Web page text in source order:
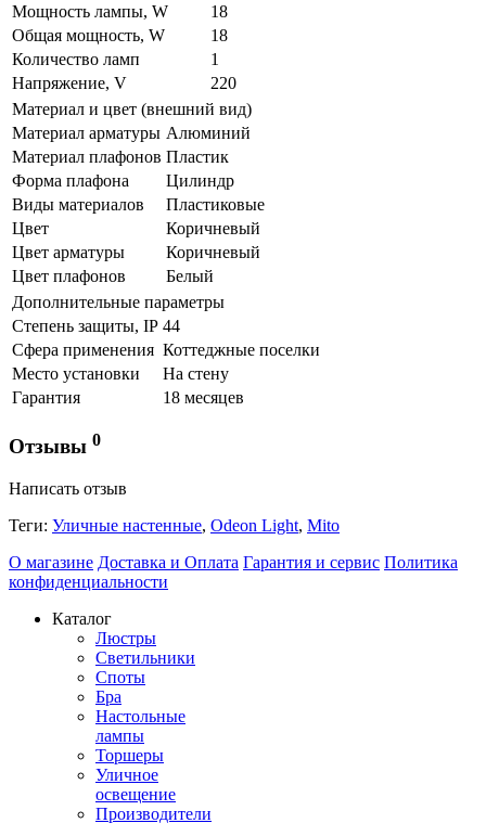
Мощность лампы, W
18
Общая мощность, W
18
Количество ламп
1
Напряжение, V
220
Материал и цвет (внешний вид)
Материал арматуры Алюминий
Материал плафонов Пластик
Форма плафона
Цилиндр
Виды материалов
Пластиковые
Цвет
Коричневый
Цвет арматуры
Коричневый
Цвет плафонов
Белый
Дополнительные параметры
Степень защиты, IP 44
Сфера применения Коттеджные поселки
Место установки
На стену
Гарантия
18 месяцев
Отзывы 0
Написать отзыв
Теги: Уличные настенные, Odeon Light, Mito
О магазине Доставка и Оплата Гарантия и сервис Политика
конфиденциальности
Каталог
Люстры
Светильники
Споты
Бра
Настольные
лампы
Торшеры
Уличное
освещение
Производители